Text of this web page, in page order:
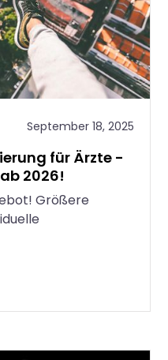
September 18, 2025
für Ärzte -
2026!
Größere